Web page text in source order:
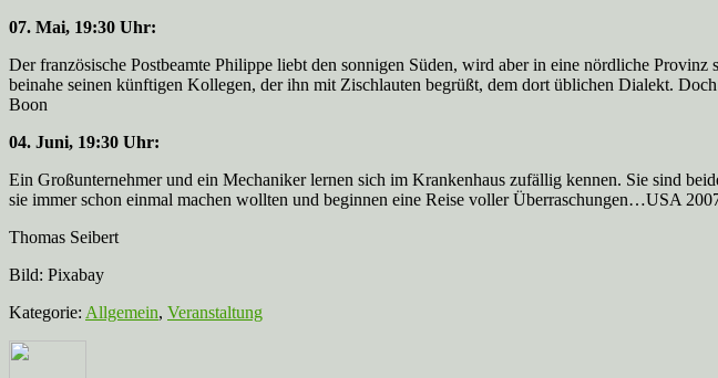
07. Mai, 19:30 Uhr:
Der französische Postbeamte Philippe liebt den sonnigen Süden, wird aber in eine nördliche
beinahe seinen künftigen Kollegen, der ihn mit Zischlauten begrüßt, dem dort üblichen Dialekt.
Boon
04. Juni, 19:30 Uhr:
Ein Großunternehmer und ein Mechaniker lernen sich im Krankenhaus zufällig kennen. Sie sind
sie immer schon einmal machen wollten und beginnen eine Reise voller Überraschungen…USA
Thomas Seibert
Bild: Pixabay
Kategorie: Allgemein, Veranstaltung